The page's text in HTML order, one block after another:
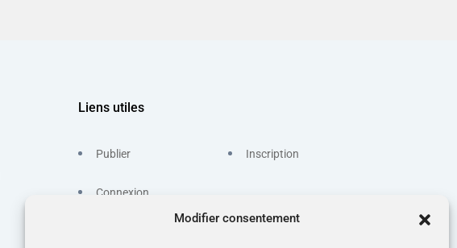
Modifier consentement
Liens utiles
Publier
Connexion
Inscription